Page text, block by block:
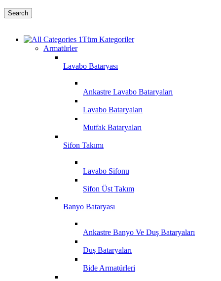
Search
Tüm Kategoriler
Armatürler
Lavabo Bataryası
Ankastre Lavabo Bataryaları
Lavabo Bataryaları
Mutfak Bataryaları
Sifon Takımı
Lavabo Sifonu
Sifon Üst Takım
Banyo Bataryası
Ankastre Banyo Ve Duş Bataryaları
Duş Bataryaları
Bide Armatürleri